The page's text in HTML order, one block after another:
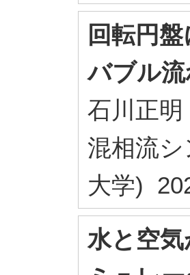
回転円
バブル
石川正明
混相流
大学)
水と空